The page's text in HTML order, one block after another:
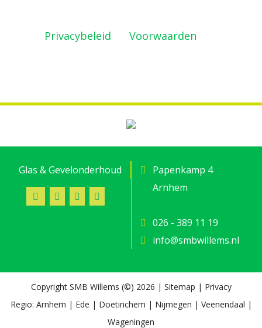
Privacybeleid enVoorwaarden
Glas & Gevelonderhoud
Papenkamp 4
Arnhem
026 - 389 11 19
info@smbwillems.nl
Copyright SMB Willems (©) 2026 | Sitemap | Privacy
Regio: Arnhem | Ede | Doetinchem | Nijmegen | Veenendaal |
Wageningen